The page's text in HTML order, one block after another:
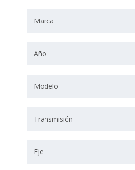
Marca
Año
Modelo
Transmisión
Eje